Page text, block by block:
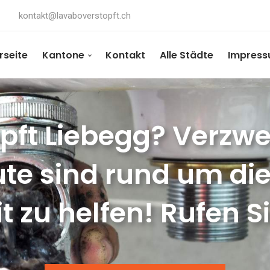
kontakt@lavaboverstopft.ch
Kantone Kontakt Alle Städte
Liebegg?
sind rund um
zu helfen! Rufen